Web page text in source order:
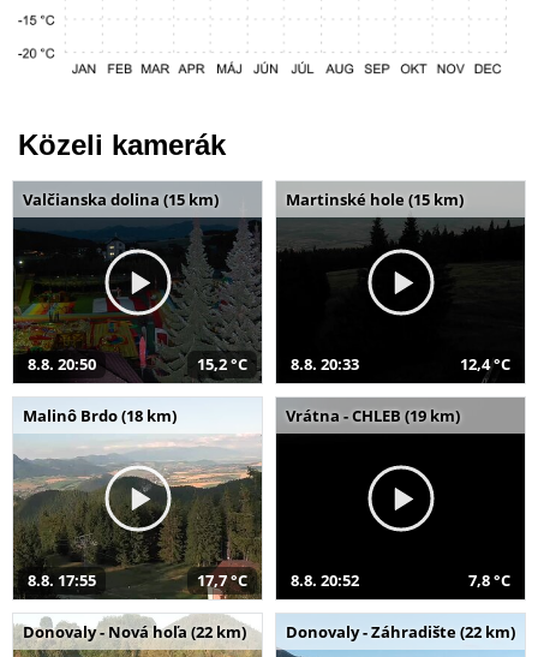
Közeli kamerák
Valčianska dolina (15 km)
8.8. 20:50 15,2 °C
Martinské hole (15 km)
8.8. 20:33 12,4 °C
Malinô Brdo (18 km)
8.8. 17:55 17,7 °C
Vrátna - CHLEB (19 km)
8.8. 20:52 7,8 °C
Donovaly - Nová hoľa (22 km) Donovaly - Záhradište (22 km)